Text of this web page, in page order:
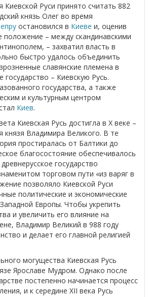
Киевской Руси принято считать 882
князь Олег во время
остановился в Киеве и, оценив
положение – между скандинавскими
– захватил власть в
быстро удалось объединить
славянские племена в
– Киевскую Русь.
государства, а также
и культурным центром
Киев.
Киевская Русь достигла в Х веке –
князя Владимира Великого. В те
простиралась от Балтики до
благосостояние обеспечивалось
государство
торговом пути «из варяг в
позволяло Киевской Руси
политические и экономические
Европы. Чтобы укрепить
и увеличить его влияние на
Владимир Великий в 988 году
и делает его главной религией
могущества Киевская Русь
Ярославе Мудром. Однако после
постепенно начинается процесс
и к середине XII века Русь